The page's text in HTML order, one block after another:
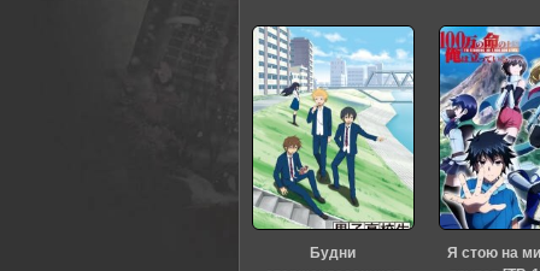
«Евангелиона» (2026)
Будни
Я стою на